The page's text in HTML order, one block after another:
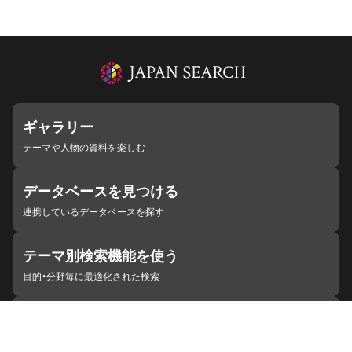
ギャラリー
テーマや人物の資料を楽しむ
データベースを見つける
連携しているデータベースを探す
テーマ別検索機能を使う
目的・分野毎に最適化された検索